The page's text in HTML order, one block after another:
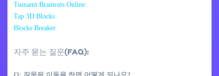
Tsunami Brainrots Online
Tap 3D Blocks
Blocks Breaker
자주 묻는 질문(FAQ):